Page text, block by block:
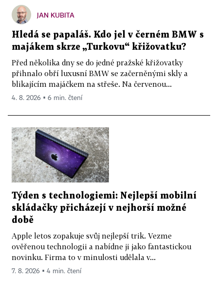
JAN KUBITA
Hledá se papaláš. Kdo jel v černém BMW s
majákem skrze „Turkovu“ křižovatku?
Před několika dny se do jedné pražské křižovatky
přihnalo obří luxusní BMW se začerněnými skly a
blikajícím majáčkem na střeše. Na červenou...
4. 8. 2026 ▪ 6 min. čtení
Týden s technologiemi: Nejlepší mobilní
skládačky přicházejí v nejhorší možné
době
Apple letos zopakuje svůj nejlepší trik. Vezme
ověřenou technologii a nabídne ji jako fantastickou
novinku. Firma to v minulosti udělala v...
7. 8. 2026 ▪ 4 min. čtení